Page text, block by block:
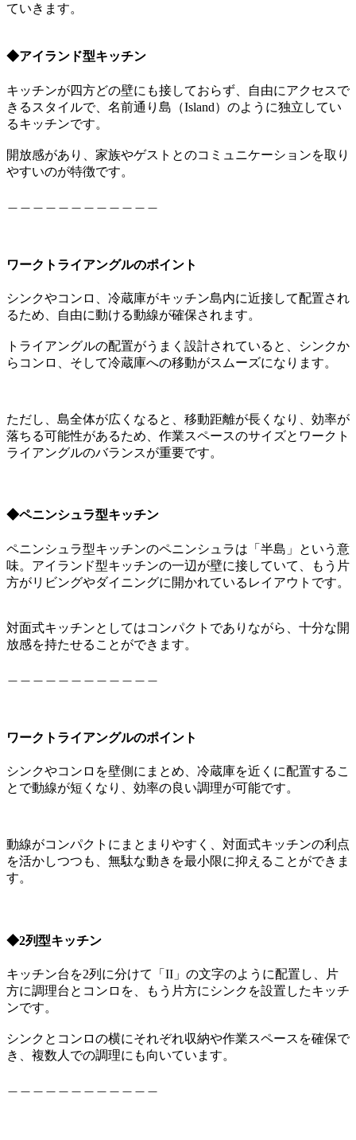
ていきます。
◆アイランド型キッチン
キッチンが四方どの壁にも接しておらず、自由にアクセスで
きるスタイルで、名前通り島（Island）のように独立してい
るキッチンです。
開放感があり、家族やゲストとのコミュニケーションを取り
やすいのが特徴です。
ワークトライアングルのポイント
シンクやコンロ、冷蔵庫がキッチン島内に近接して配置され
るため、自由に動ける動線が確保されます。
トライアングルの配置がうまく設計されていると、シンクか
らコンロ、そして冷蔵庫への移動がスムーズになります。
ただし、島全体が広くなると、移動距離が長くなり、効率が
落ちる可能性があるため、作業スペースのサイズとワークト
ライアングルのバランスが重要です。
◆ペニンシュラ型キッチン
ペニンシュラ型キッチンのペニンシュラは「半島」という意
味。アイランド型キッチンの一辺が壁に接していて、もう片
方がリビングやダイニングに開かれているレイアウトです。
対面式キッチンとしてはコンパクトでありながら、十分な開
放感を持たせることができます。
ワークトライアングルのポイント
シンクやコンロを壁側にまとめ、冷蔵庫を近くに配置するこ
とで動線が短くなり、効率の良い調理が可能です。
動線がコンパクトにまとまりやすく、対面式キッチンの利点
を活かしつつも、無駄な動きを最小限に抑えることができま
す。
◆2列型キッチン
キッチン台を2列に分けて「II」の文字のように配置し、片
方に調理台とコンロを、もう片方にシンクを設置したキッチ
ンです。
シンクとコンロの横にそれぞれ収納や作業スペースを確保で
き、複数人での調理にも向いています。